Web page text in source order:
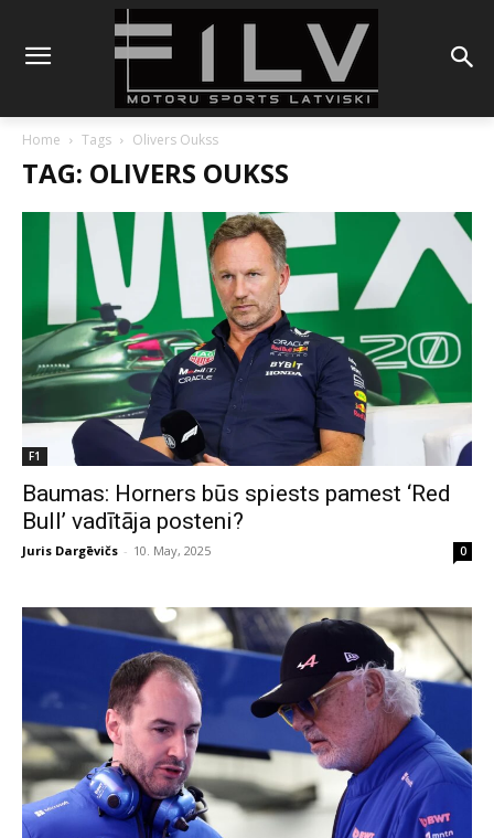
Home Tags Olivers Oukss
TAG: OLIVERS OUKSS
F1
Baumas: Horners būs spiests pamest ‘Red
Bull’ vadītāja posteni?
Juris Dargēvičs - 10. May, 2025 0